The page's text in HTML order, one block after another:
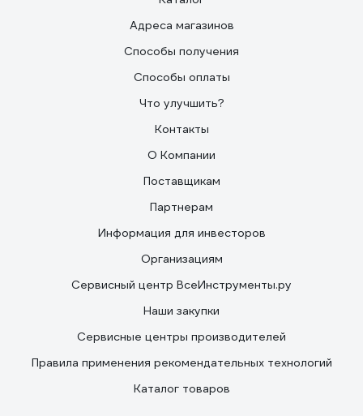
Адреса магазинов
Способы получения
Способы оплаты
Что улучшить?
Контакты
О Компании
Поставщикам
Партнерам
Информация для инвесторов
Организациям
Сервисный центр ВсеИнструменты.ру
Наши закупки
Сервисные центры производителей
Правила применения рекомендательных технологий
Каталог товаров